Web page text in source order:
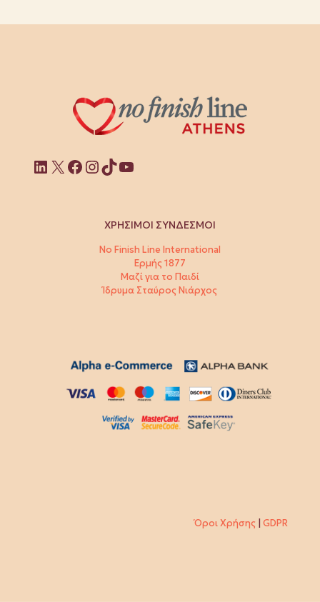
Linkedin
X Facebook
Instagram
TikTok
YouTube
ΧΡΗΣΙΜΟΙ ΣΥΝΔΕΣΜΟΙ
No Finish Line International
Ερμής 1877
Μαζί για το Παιδί
Ίδρυμα Σταύρος Νιάρχος
Όροι Χρήσης GDPR